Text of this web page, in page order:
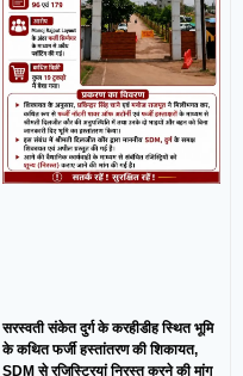
सरस्वती संकेत दुर्ग के करहीडीह स्थित भूमि
के कथित फर्जी हस्तांतरण की शिकायत,
SDM से रजिस्ट्रियां निरस्त करने की मांग